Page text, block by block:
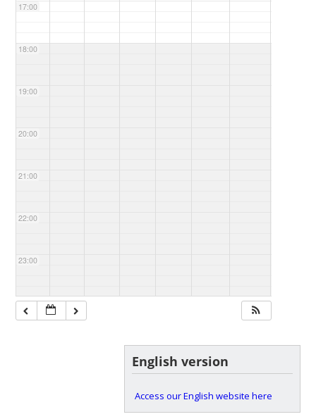
17:00
18:00
19:00
20:00
21:00
22:00
23:00
English version
Access our English website here